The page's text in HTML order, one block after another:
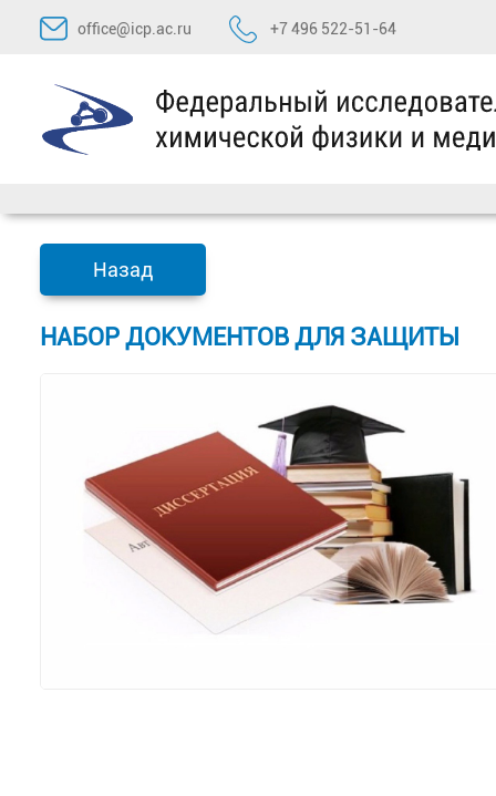
Перейти
содержимому
office@icp.ac.ru +7 496 522-51-64
Назад
НАБОР ДОКУМЕНТОВ ДЛЯ ЗАЩИТЫ